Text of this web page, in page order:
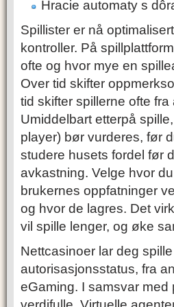
Hracie automaty s
Spillister er nå
kontroller. På
ofte og hvor mye en
Over tid skifter
tid skifter spillerne ofte
Umiddelbart etterpå
player) bør vurderes, før
studere husets fordel før
avkastning. Velge hvor
brukernes oppfatninger
og hvor de lagres. Det
vil spille lenger, og øke
Nettcasinoer lar deg
autorisasjonsstatus, fra
eGaming. I samsvar